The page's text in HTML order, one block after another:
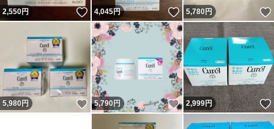
2,550円 いいね！
4,045円 いいね！
5,780円
5,980円 いいね！
5,790円 いいね！
2,999円